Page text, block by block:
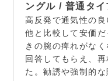
ングル / 普通タイ
高反発で通気性の
他と比較して安価
きの腕の痺れがな
回答してもらえ、
た。勧誘や強制的な